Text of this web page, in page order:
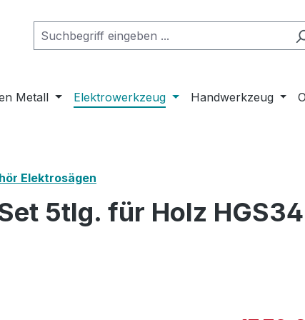
Metall Elektrowerkzeug Handwerkzeug
Elektrosägen
5tlg. für Holz HGS34